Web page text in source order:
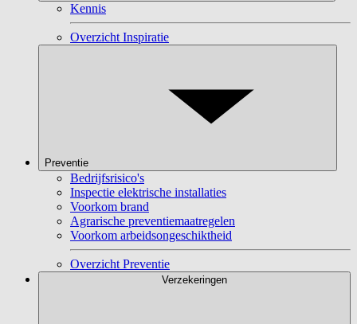
Kennis
Overzicht Inspiratie
Preventie
Bedrijfsrisico's
Inspectie elektrische installaties
Voorkom brand
Agrarische preventiemaatregelen
Voorkom arbeidsongeschiktheid
Overzicht Preventie
Verzekeringen